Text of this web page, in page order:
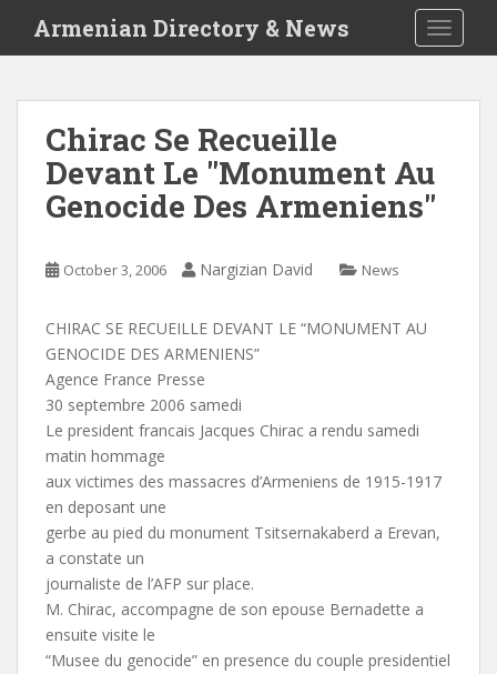
i
Armenian Directory & News
Chirac Se Recueille
Devant Le "Monument Au
Genocide Des Armeniens"
October 3, 2006 Nargizian David News
CHIRAC SE RECUEILLE DEVANT LE “MONUMENT AU
GENOCIDE DES ARMENIENS”
Agence France Presse
30 septembre 2006 samedi
Le president francais Jacques Chirac a rendu samedi
matin hommage
aux victimes des massacres d’Armeniens de 1915-1917
en deposant une
gerbe au pied du monument Tsitsernakaberd a Erevan,
a constate un
journaliste de l’AFP sur place.
M. Chirac, accompagne de son epouse Bernadette a
ensuite visite le
“Musee du genocide” en presence du couple presidentiel